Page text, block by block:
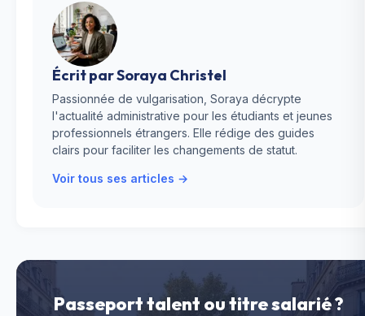
Écrit parSoraya Christel
Passionnée de vulgarisation, Soraya décrypte
l'actualité administrative pour les étudiants et jeunes
professionnels étrangers. Elle rédige des guides
clairs pour faciliter les changements de statut.
Voir tous ses articles →
Passeport talent ou titre salarié ?